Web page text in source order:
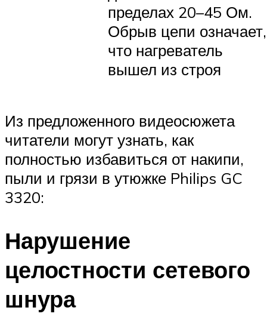
пределах 20–45 Ом.
Обрыв цепи означает,
что нагреватель
вышел из строя
Из предложенного видеосюжета
читатели могут узнать, как
полностью избавиться от накипи,
пыли и грязи в утюжке Philips GC
3320:
Нарушение
целостности сетевого
шнура